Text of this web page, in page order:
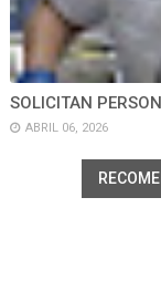
SOLICITAN
ABRIL 06, 2026